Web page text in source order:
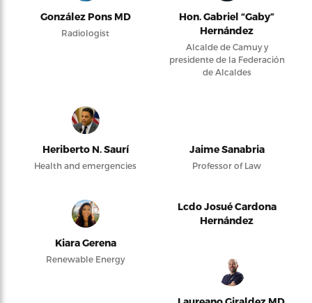
González Pons MD
Radiologist
Hon. Gabriel “Gaby”
Hernández
Alcalde de Camuy y
presidente de la Federación
de Alcaldes
Heriberto N. Saurí
Health and emergencies
Jaime Sanabria
Professor of Law
Kiara Gerena
Renewable Energy
Lcdo Josué Cardona
Hernández